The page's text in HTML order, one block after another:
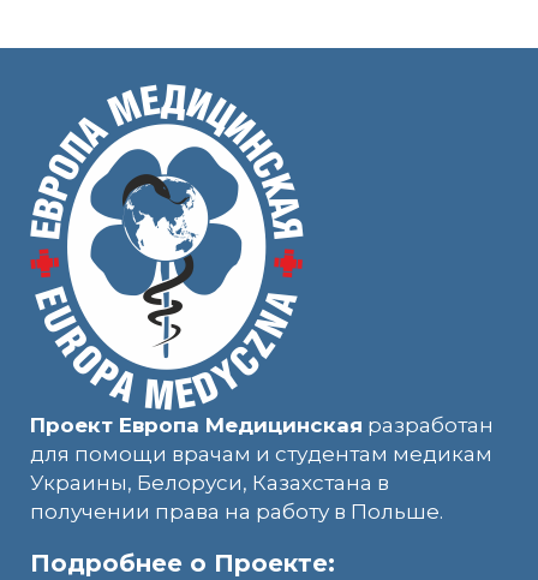
Проект Европа Медицинская разработан
для помощи врачам и студентам медикам
Украины, Белоруси, Казахстана в
получении права на работу в Польше.
Подробнее о Проекте: